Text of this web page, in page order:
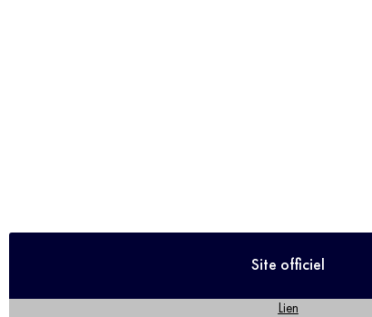
Site officiel
Lien